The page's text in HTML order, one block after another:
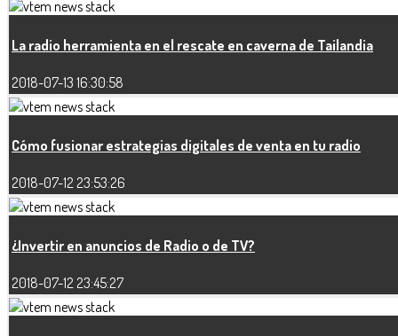
La radio herramienta en el rescate en caverna de Tailandia
2018-07-13 16:30:58
Cómo fusionar estrategias digitales de venta en tu radio
2018-07-12 23:53:26
¿Invertir en anuncios de Radio o de TV?
2018-07-12 23:45:27